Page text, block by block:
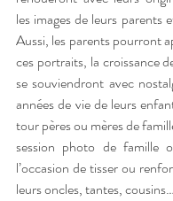
les images de leurs parents
Aussi, les parents pourront
ces portraits, la croissance
se souviendront avec
années de vie de leurs
tour pères ou mères de
session photo de famille
l’occasion de tisser ou
leurs oncles, tantes, cousins…